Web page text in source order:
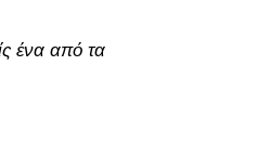
ένα από τα